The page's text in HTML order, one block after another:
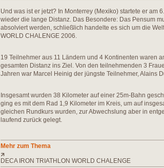
Und was ist er jetzt? In Monterrey (Mexiko) startete er am
wieder die lange Distanz. Das Besondere: Das Pensum
absolviert werden, schließlich handelte es sich um die
WORLD CHALENGE 2006.
19 Teilnehmer aus 11 Ländern und 4 Kontinenten waren
gesamten Distanz ins Ziel. Von den teilnehmenden 3
Jahren war Marcel Heinig der jüngste Teilnehmer, Alains
Insgesamt wurden 38 Kilometer auf einer 25m-Bahn
ging es mit dem Rad 1,9 Kilometer im Kreis, um auf
gleichen Rundkurs wurden, zur Abwechslung aber in
laufend zurück gelegt.
Mehr zum Thema
DECA IRON TRIATHLON WORLD CHALENGE